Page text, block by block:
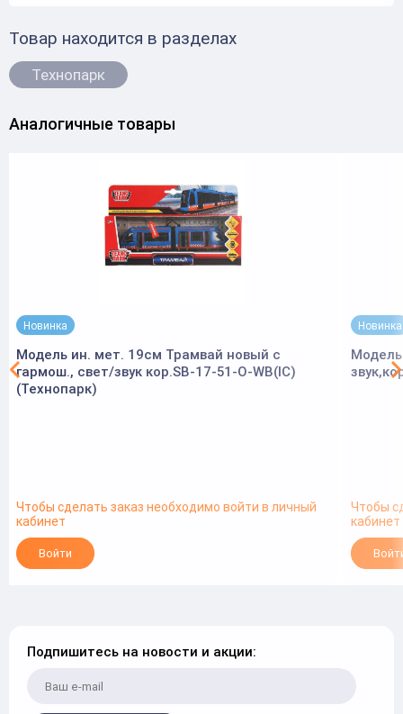
Товар находится в разделах
Технопарк
Аналогичные товары
Новинка
Модель ин. мет. 19см Трамвай новый с
гармош., свет/звук кор.SB-17-51-O-WB(IC)
(Технопарк)
Чтобы сделать заказ необходимо войти в личный
кабинет
Войти
Новинка
Чтобы
кабинет
Подпишитесь на новости и акции: